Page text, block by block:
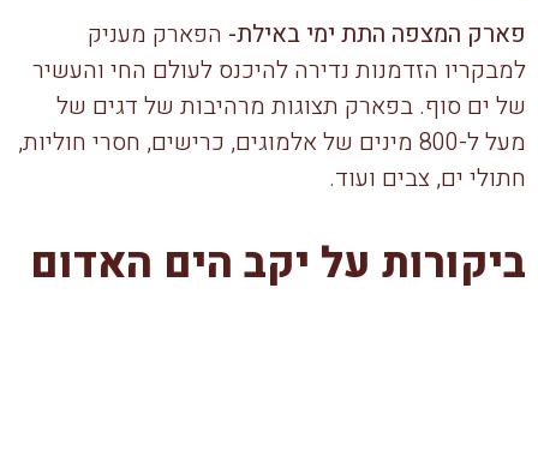
פארק המצפה התת ימי באילת- הפארק מעניק
למבקריו הזדמנות נדירה להיכנס לעולם החי והעשיר
של ים סוף. בפארק תצוגות מרהיבות של דגים של
מעל ל-800 מינים של אלמוגים, כרישים, חסרי חוליות,
חתולי ים, צבים ועוד.
ביקורות על יקב הים האדום